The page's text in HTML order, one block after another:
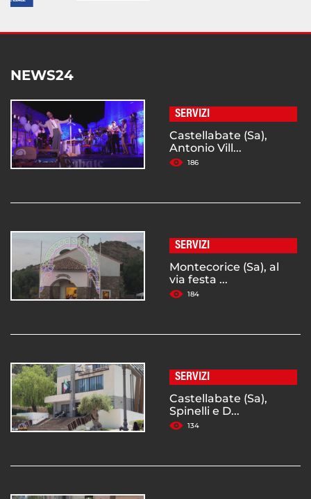
NEWS24
SERVIZI
Castellabate (Sa),
Antonio Vill...
186
SERVIZI
Montecorice (Sa), al
via festa ...
184
SERVIZI
Castellabate (Sa),
Spinelli e D...
134